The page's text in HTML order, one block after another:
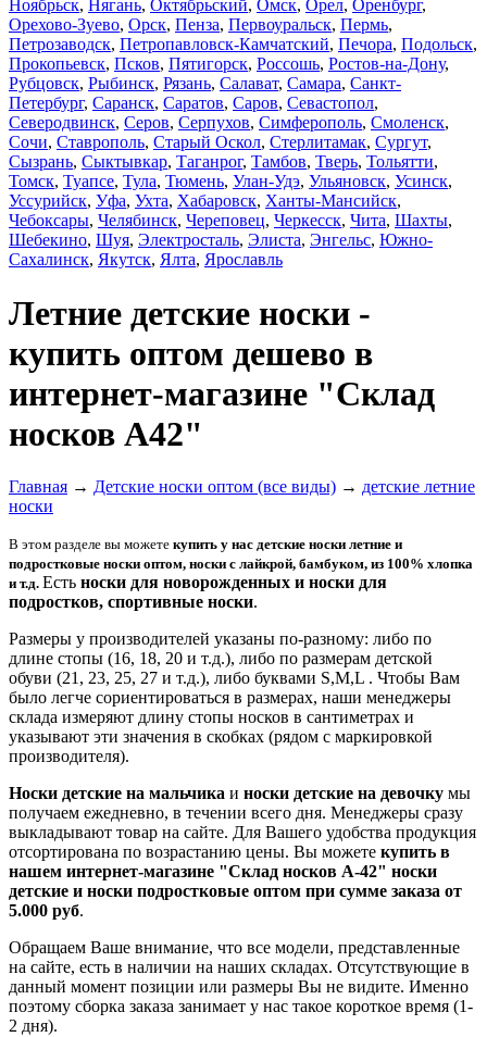
Ноябрьск, Нягань, Октябрьский, Омск, Орел, Оренбург,
Орехово-Зуево, Орск, Пенза, Первоуральск, Пермь,
Петрозаводск, Петропавловск-Камчатский, Печора, Подольск,
Прокопьевск, Псков, Пятигорск, Россошь, Ростов-на-Дону,
Рубцовск, Рыбинск, Рязань, Салават, Самара, Санкт-
Петербург, Саранск, Саратов, Саров, Севастопол,
Северодвинск, Серов, Серпухов, Симферополь, Смоленск,
Сочи, Ставрополь, Старый Оскол, Стерлитамак, Сургут,
Сызрань, Сыктывкар, Таганрог, Тамбов, Тверь, Тольятти,
Томск, Туапсе, Тула, Тюмень, Улан-Удэ, Ульяновск, Усинск,
Уссурийск, Уфа, Ухта, Хабаровск, Ханты-Мансийск,
Чебоксары, Челябинск, Череповец, Черкесск, Чита, Шахты,
Шебекино, Шуя, Электросталь, Элиста, Энгельс, Южно-
Сахалинск, Якутск, Ялта, Ярославль
Летние детские носки -
купить оптом дешево в
интернет-магазине "Склад
носков А42"
Главная → Детские носки оптом (все виды) → детские летние
носки
В этом разделе вы можете купить у нас детские носки летние и
подростковые носки оптом, носки с лайкрой, бамбуком, из 100% хлопка
и т.д. Есть носки для новорожденных и носки для
подростков, спортивные носки.
Размеры у производителей указаны по-разному: либо по
длине стопы (16, 18, 20 и т.д.), либо по размерам детской
обуви (21, 23, 25, 27 и т.д.), либо буквами S,M,L . Чтобы Вам
было легче сориентироваться в размерах, наши менеджеры
склада измеряют длину стопы носков в сантиметрах и
указывают эти значения в скобках (рядом с маркировкой
производителя).
Носки детские на мальчика и носки детские на девочку мы
получаем ежедневно, в течении всего дня. Менеджеры сразу
выкладывают товар на сайте. Для Вашего удобства продукция
отсортирована по возрастанию цены. Вы можете купить в
нашем интернет-магазине "Склад носков А-42" носки
детские и носки подростковые оптом при сумме заказа от
5.000 руб.
Обращаем Ваше внимание, что все модели, представленные
на сайте, есть в наличии на наших складах. Отсутствующие в
данный момент позиции или размеры Вы не видите. Именно
поэтому сборка заказа занимает у нас такое короткое время (1-
2 дня).